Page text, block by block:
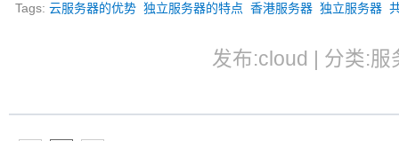
Tags:云服务器的优势 独立服务器的特点 香港服务器 独立服务器
发布:cloud | 分类:服